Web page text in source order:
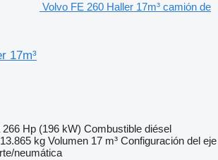
Volvo FE 260 Haller 17m³ camión de
17m³
266 Hp (196 kW) Combustible diésel
13.865 kg Volumen 17 m³ Configuración del eje
neumática